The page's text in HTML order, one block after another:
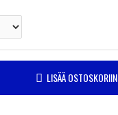
LISÄÄ OSTOSKORIIN